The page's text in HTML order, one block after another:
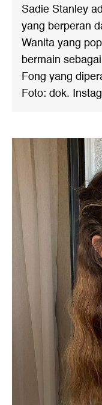
Sadie Stanley
yang berperan
Wanita yang
bermain
Fong yang
Foto: dok.